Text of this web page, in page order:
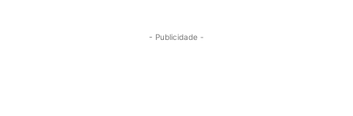
- Publicidade -